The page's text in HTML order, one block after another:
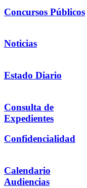
Concursos Públicos
Noticias
Estado Diario
Consulta de
Expedientes
Confidencialidad
Calendario
Audiencias